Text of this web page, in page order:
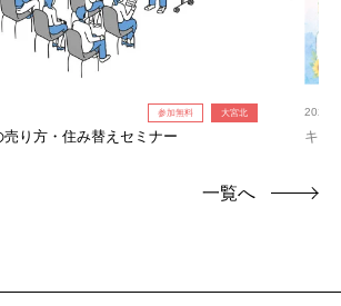
参加無料 大宮北
売り方・住み替えセミナー
キャ
一覧へ